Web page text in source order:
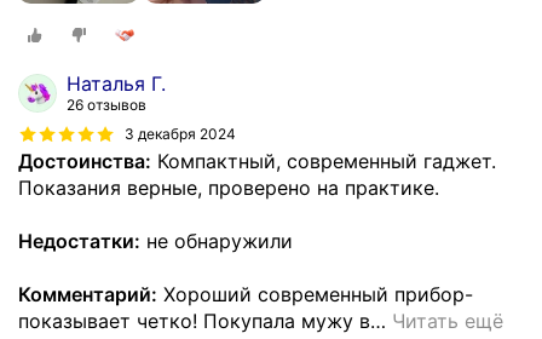
Наталья Г.
26 отзывов
3 декабря 2024
Достоинства: Компактный, современный гаджет.
Показания верные, проверено на практике.
Недостатки: не обнаружили
Комментарий: Хороший современный прибор-
показывает четко! Покупала мужу в… Читать ещё